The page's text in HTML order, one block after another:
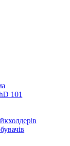
101